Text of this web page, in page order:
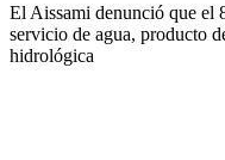
El Aissami denunció que el
servicio de agua, producto
hidrológica